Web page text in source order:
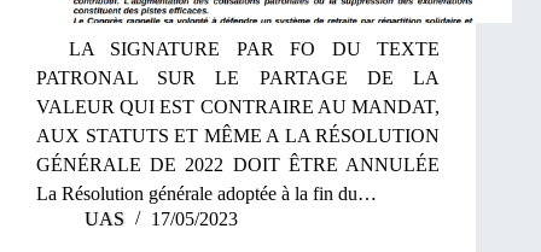
LA SIGNATURE PAR FO DU TEXTE
PATRONAL SUR LE PARTAGE DE LA
VALEUR QUI EST CONTRAIRE AU MANDAT,
AUX STATUTS ET MÊME A LA RÉSOLUTION
GÉNÉRALE DE 2022 DOIT ÊTRE ANNULÉE
La Résolution générale adoptée à la fin du…
UAS
17/05/2023